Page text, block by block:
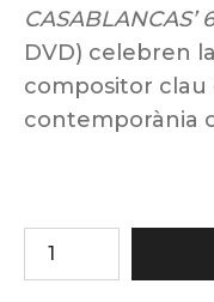
CASABLANCAS’
DVD) celebren
compositor clau
contemporània